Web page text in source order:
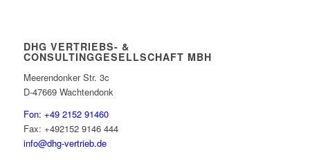
DHG VERTRIEBS- &
CONSULTINGGESELLSCHAFT MBH
Meerendonker Str. 3c
D-47669 Wachtendonk
Fon: +49 2152 91460
Fax: +492152 9146 444
info@dhg-vertrieb.de